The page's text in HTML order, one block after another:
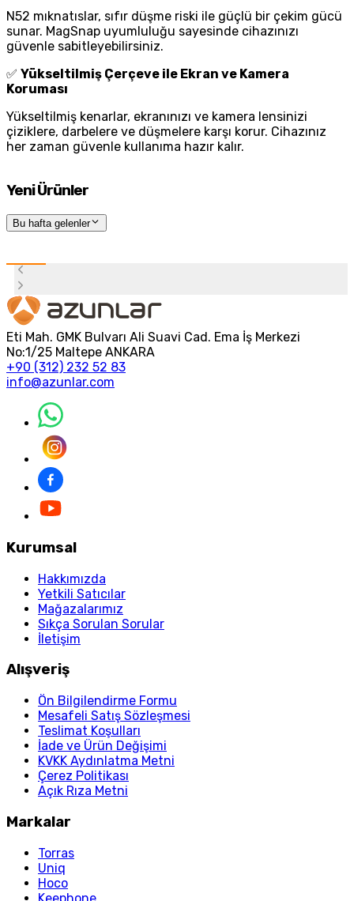
N52 mıknatıslar, sıfır düşme riski ile güçlü bir çekim gücü
sunar. MagSnap uyumluluğu sayesinde cihazınızı
güvenle sabitleyebilirsiniz.
✅ Yükseltilmiş Çerçeve ile Ekran ve Kamera
Koruması
Yükseltilmiş kenarlar, ekranınızı ve kamera lensinizi
çiziklere, darbelere ve düşmelere karşı korur. Cihazınız
her zaman güvenle kullanıma hazır kalır.
Yeni Ürünler
Bu hafta gelenler
Eti Mah. GMK Bulvarı Ali Suavi Cad. Ema İş Merkezi
No:1/25 Maltepe ANKARA
+90 (312) 232 52 83
info@azunlar.com
Kurumsal
Hakkımızda
Yetkili Satıcılar
Mağazalarımız
Sıkça Sorulan Sorular
İletişim
Alışveriş
Ön Bilgilendirme Formu
Mesafeli Satış Sözleşmesi
Teslimat Koşulları
İade ve Ürün Değişimi
KVKK Aydınlatma Metni
Çerez Politikası
Açık Rıza Metni
Markalar
Torras
Uniq
Hoco
Keephone